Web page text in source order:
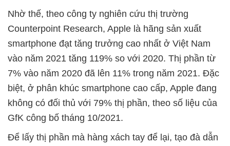
Nhờ thế, theo công ty nghiên cứu thị trường
Counterpoint Research, Apple là hãng sản xuất
smartphone đạt tăng trưởng cao nhất ở Việt Nam
vào năm 2021 tăng 119% so với 2020. Thị phần từ
7% vào năm 2020 đã lên 11% trong năm 2021. Đặc
biệt, ở phân khúc smartphone cao cấp, Apple đang
không có đối thủ với 79% thị phần, theo số liệu của
GfK công bố tháng 10/2021.
Để lấy thị phần mà hàng xách tay để lại, tạo đà dẫn